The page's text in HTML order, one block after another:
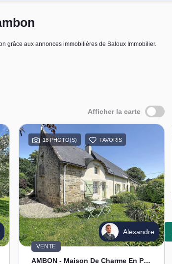
grâce aux annonces immobilières de Saloux Immobilier.
Afficher la carte
18 PHOTO(S) FAVORIS
Alexandre
VENTE
AMBON - Maison De Charme En Pierre De 240m²